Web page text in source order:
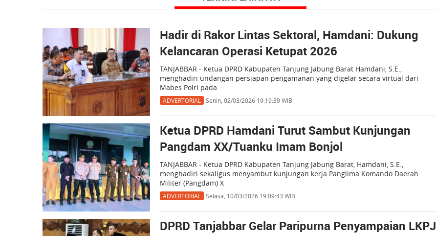
Hadir di Rakor Lintas Sektoral, Hamdani: Dukung
Kelancaran Operasi Ketupat 2026
TANJABBAR - Ketua DPRD Kabupaten Tanjung Jabung Barat Hamdani, S.E.,
menghadiri undangan persiapan pengamanan yang digelar secara virtual dari
Mabes Polri pada
ADVERTORIAL Senin, 02/03/2026 19:19:39 WIB
Ketua DPRD Hamdani Turut Sambut Kunjungan
Pangdam XX/Tuanku Imam Bonjol
TANJABBAR - Ketua DPRD Kabupaten Tanjung Jabung Barat, Hamdani, S.E.,
menghadiri sekaligus menyambut kunjungan kerja Panglima Komando Daerah
Militer (Pangdam) X
ADVERTORIAL Selasa, 10/03/2026 19:09:43 WIB
DPRD Tanjabbar Gelar Paripurna Penyampaian LKPJ